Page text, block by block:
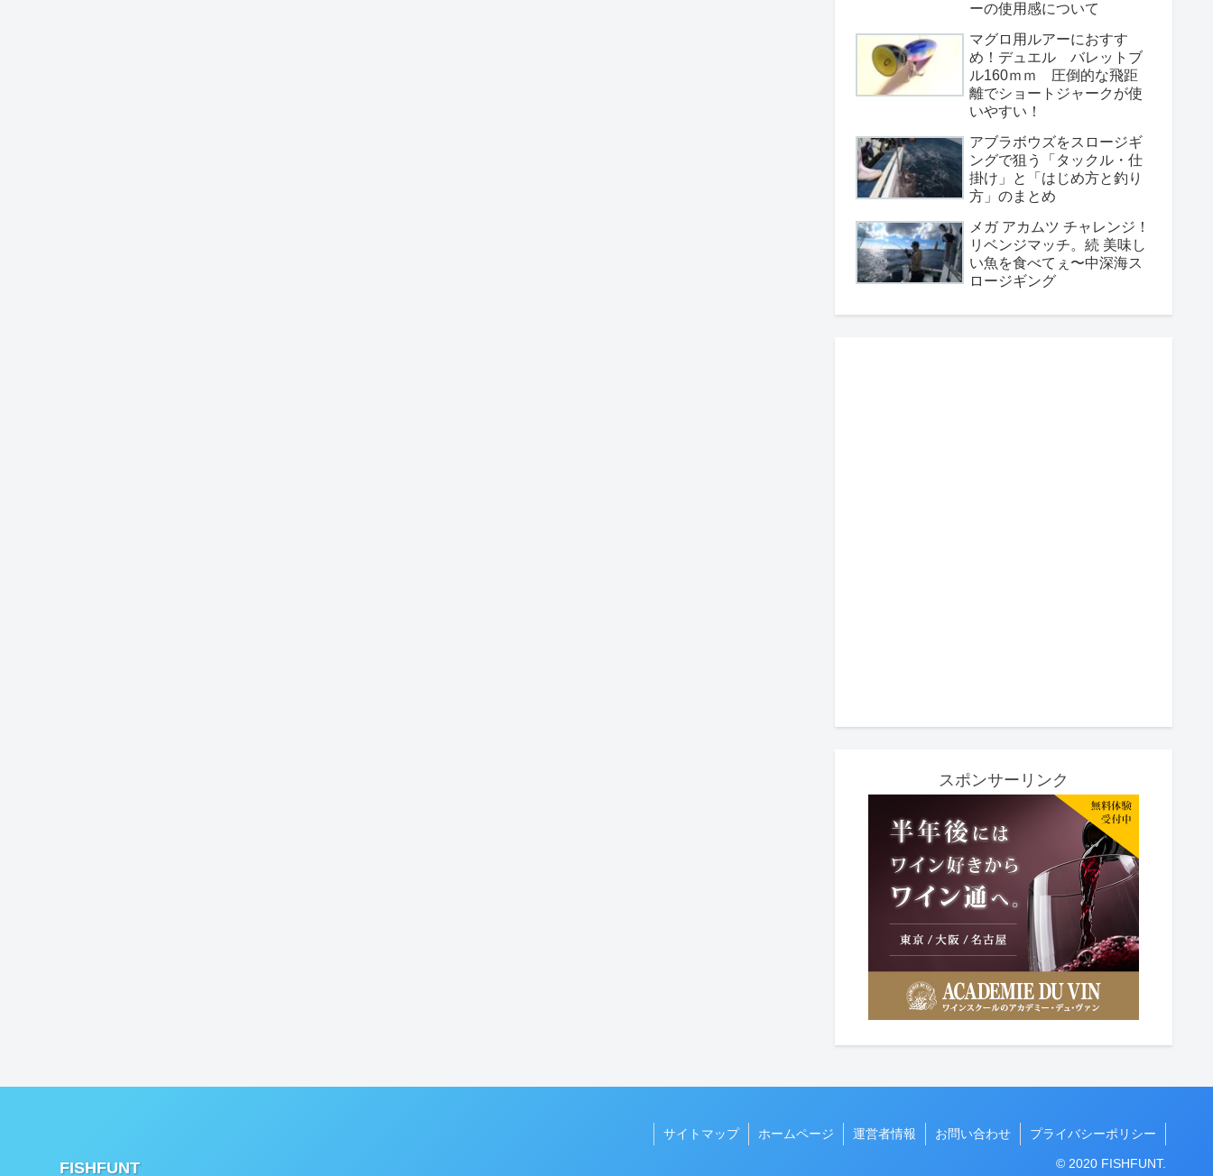
ーの使用感について
マグロ用ルアーにおすす
め！デュエル バレットブ
ル160ｍｍ 圧倒的な飛距
離でショートジャークが使
いやすい！
アブラボウズをスロージギ
ングで狙う「タックル・仕
掛け」と「はじめ方と釣り
方」のまとめ
メガ アカムツ チャレンジ！
リベンジマッチ。続 美味し
い魚を食べてぇ〜中深海ス
ロージギング
スポンサーリンク
FISHFUNT
サイトマップ ホームページ 運営者情報 お問い合わせ プライバシーポリシー
© 2020 FISHFUNT.